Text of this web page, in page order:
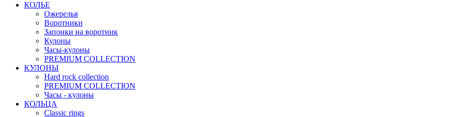
КОЛЬЕ
Ожерелья
Воротники
Запонки на воротник
Кулоны
Часы-кулоны
PREMIUM COLLECTION
КУЛОНЫ
Hard rock collection
PREMIUM COLLECTION
Часы - кулоны
КОЛЬЦА
Classic rings